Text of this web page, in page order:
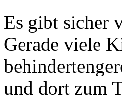
Es gibt sicher
Gerade viele
und dort zum